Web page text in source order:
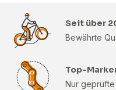
Seit über
Bewährte
Top-
Nur